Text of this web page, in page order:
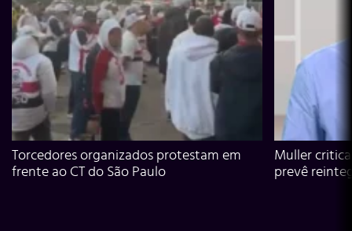
Torcedores organizados protestam em
frente ao CT do São Paulo
Muller
prevê